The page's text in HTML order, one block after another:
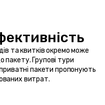
та квитків окремо може
Групові тури
пакети пропонують
витрат.